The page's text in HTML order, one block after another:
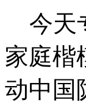
今天
家庭楷
动中国